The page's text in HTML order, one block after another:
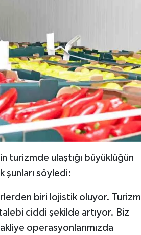
turizmde ulaştığı büyüklüğün
söyledi:
biri lojistik oluyor. Turizm
ciddi şekilde artıyor. Biz
operasyonlarımızda